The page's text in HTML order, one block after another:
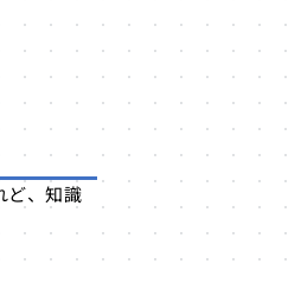
ど、知識